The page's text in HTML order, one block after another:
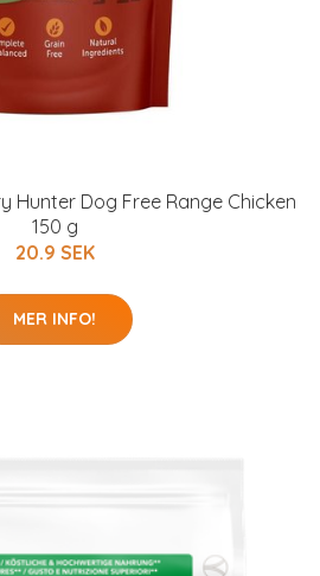
Hunter Dog Free Range Chicken
150 g
20.9 SEK
MER INFO!